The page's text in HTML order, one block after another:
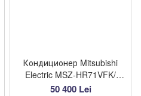
Кондиционер Mitsubishi
Electric MSZ-HR71VFK/
MUZ-HR71VF
50 400 Lei